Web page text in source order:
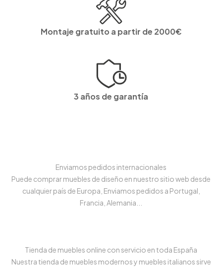
Montaje gratuito a partir de 2000€
3 años de garantía
Enviamos pedidos internacionales
Puede comprar muebles de diseño en nuestro sitio web desde
cualquier país de Europa, Enviamos pedidos a Portugal,
Francia, Alemania...
Tienda de muebles online con servicio en toda España
Nuestra tienda de muebles modernos y muebles italianos sirve